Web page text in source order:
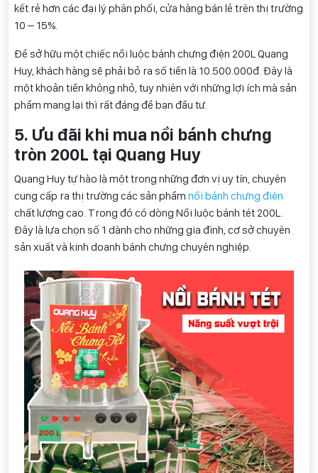
kết rẻ hơn các đại lý phân phối, cửa hàng bán lẻ trên thị trường
10 – 15%.
Để sở hữu một chiếc nồi luộc bánh chưng điện 200L Quang
Huy, khách hàng sẽ phải bỏ ra số tiền là 10.500.000đ. Đây là
một khoản tiền không nhỏ, tuy nhiên với những lợi ích mà sản
phẩm mang lại thì rất đáng để bạn đầu tư.
5. Ưu đãi khi mua nồi bánh chưng
tròn 200L tại Quang Huy
Quang Huy tự hào là một trong những đơn vị uy tín, chuyên
cung cấp ra thị trường các sản phẩm nồi bánh chưng điện
chất lượng cao. Trong đó có dòng Nồi luộc bánh tét 200L.
Đây là lựa chọn số 1 dành cho những gia đình, cơ sở chuyên
sản xuất và kinh doanh bánh chưng chuyên nghiệp.